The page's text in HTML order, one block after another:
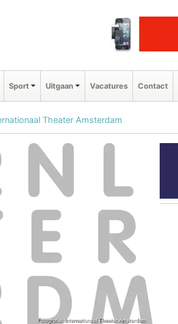
Sport Uitgaan Vacatures Contact
Theater Amsterdam